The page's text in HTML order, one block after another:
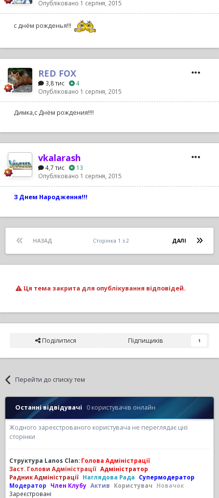
Опубліковано 1 серпня, 2015
с днём рожденья!!!
RED FOX
3,8 тис
4
Опубліковано 1 серпня, 2015
Димка,с Днём рождения!!!!
vkalarash
4,7 тис
13
Опубліковано 1 серпня, 2015
З Днем Народження!!!
НАЗАД ДАЛІ
Сторінка 1 з 2
Ця тема закрита для опублікування відповідей.
Поділитися Підпищиків 1
Перейти до списку тем
Останні відвідувачі 0 користувачів онлайн
Жодного зареєстрованого користувача не переглядає цієї
сторінки
Структура Lanos Clan: Голова Адміністрації
Заст. Голови Адміністрації Адміністратор
Радник Адміністрації Наглядова Рада
Супермодератор
Модератор
Член Клубу Актив Користувач
Новачок
Зареєстровані